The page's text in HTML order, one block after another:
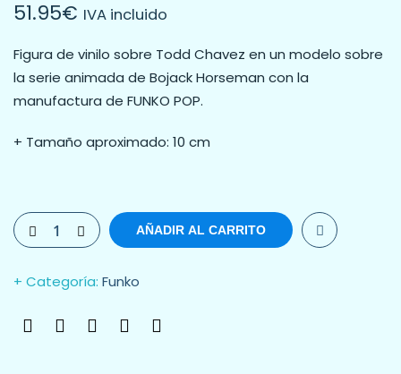
51.95€ IVA incluido
Figura de vinilo sobre Todd Chavez en un modelo sobre
la serie animada de Bojack Horseman con la
manufactura de FUNKO POP.
+ Tamaño aproximado: 10 cm
AÑADIR AL CARRITO
Categoría: Funko